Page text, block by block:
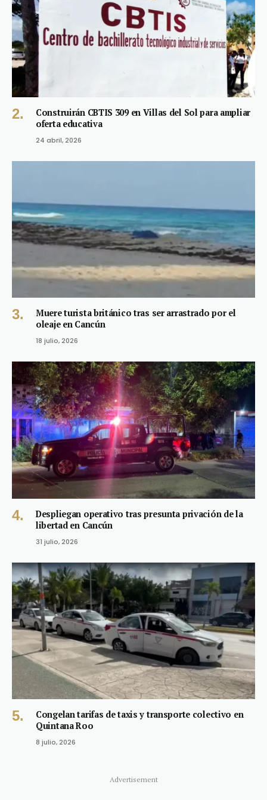
Construirán CBTIS 309 en Villas del Sol para ampliar
oferta educativa
24 abril, 2026
Muere turista británico tras ser arrastrado por el
oleaje en Cancún
18 julio, 2026
Despliegan operativo tras presunta privación de la
libertad en Cancún
31 julio, 2026
Congelan tarifas de taxis y transporte colectivo en
Quintana Roo
8 julio, 2026
Advertisement